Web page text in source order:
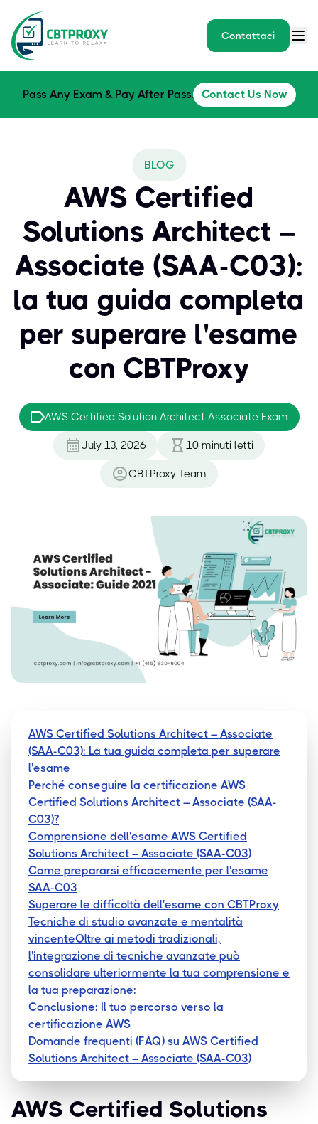
Contattaci
Pass Any Exam & Pay After Pass. Contact Us Now
BLOG
AWS Certified
Solutions Architect –
Associate (SAA-C03):
la tua guida completa
per superare l'esame
con CBTProxy
AWS Certified Solution Architect Associate Exam
July 13, 2026 10 minuti letti
CBTProxy Team
AWS Certified Solutions Architect – Associate
(SAA-C03): La tua guida completa per superare
l'esame
Perché conseguire la certificazione AWS
Certified Solutions Architect – Associate (SAA-
C03)?
Comprensione dell'esame AWS Certified
Solutions Architect – Associate (SAA-C03)
Come prepararsi efficacemente per l'esame
SAA-C03
Superare le difficoltà dell'esame con CBTProxy
Tecniche di studio avanzate e mentalità
vincenteOltre ai metodi tradizionali,
l'integrazione di tecniche avanzate può
consolidare ulteriormente la tua comprensione e
la tua preparazione:
Conclusione: Il tuo percorso verso la
certificazione AWS
Domande frequenti (FAQ) su AWS Certified
Solutions Architect – Associate (SAA-C03)
AWS Certified Solutions